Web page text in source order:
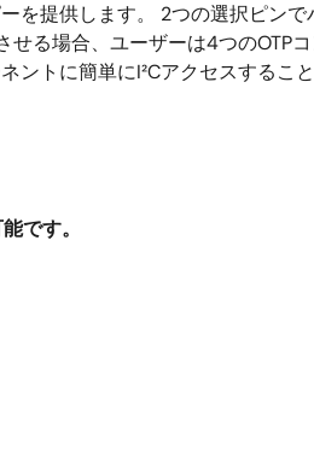
を提供します。 2つの選択ピン
る場合、ユーザーは4つのOTP
トに簡単にI²Cアクセスすること
です。